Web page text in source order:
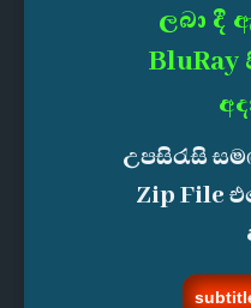
ලබා දී
BluRay
උපසිරැසි
Zip File